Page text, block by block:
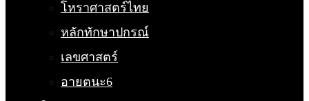
โหราศาสตร์ไทย
หลักทักษาปกรณ์
เลขศาสตร์
อายตนะ6